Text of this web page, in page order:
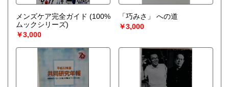
メンズケア完全ガイド (100%
ムックシリーズ)
￥3,000
「巧みさ」 への道
￥3,000